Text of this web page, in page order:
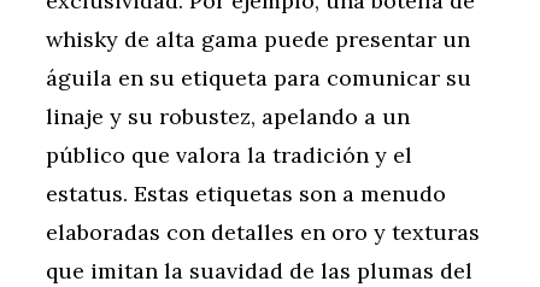
whisky de alta gama puede presentar un
águila en su etiqueta para comunicar su
linaje y su robustez, apelando a un
público que valora la tradición y el
estatus. Estas etiquetas son a menudo
elaboradas con detalles en oro y texturas
que imitan la suavidad de las plumas del